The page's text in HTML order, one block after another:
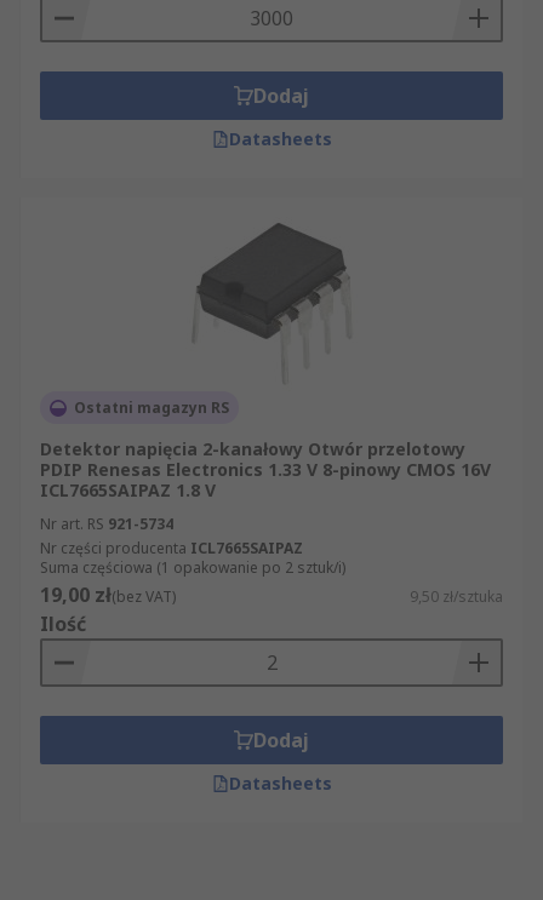
Dodaj
Datasheets
Ostatni magazyn RS
Detektor napięcia 2-kanałowy Otwór przelotowy
PDIP Renesas Electronics 1.33 V 8-pinowy CMOS 16V
ICL7665SAIPAZ 1.8 V
Nr art. RS 921-5734
Nr części producenta ICL7665SAIPAZ
Suma częściowa (1 opakowanie po 2 sztuk/i)
19,00 zł(bez VAT) 9,50 zł/sztuka
Ilość
Dodaj
Datasheets